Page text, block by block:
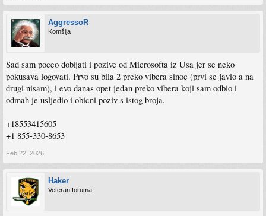
AggressoR
Komšija
Sad sam poceo dobijati i pozive od Microsofta iz Usa jer se neko
pokusava logovati. Prvo su bila 2 preko vibera sinoc (prvi se javio a na
drugi nisam), i evo danas opet jedan preko vibera koji sam odbio i
odmah je usljedio i obicni poziv s istog broja.
+18553415605
+1 855-330-8653
Feb 22, 2026
Haker
Veteran foruma